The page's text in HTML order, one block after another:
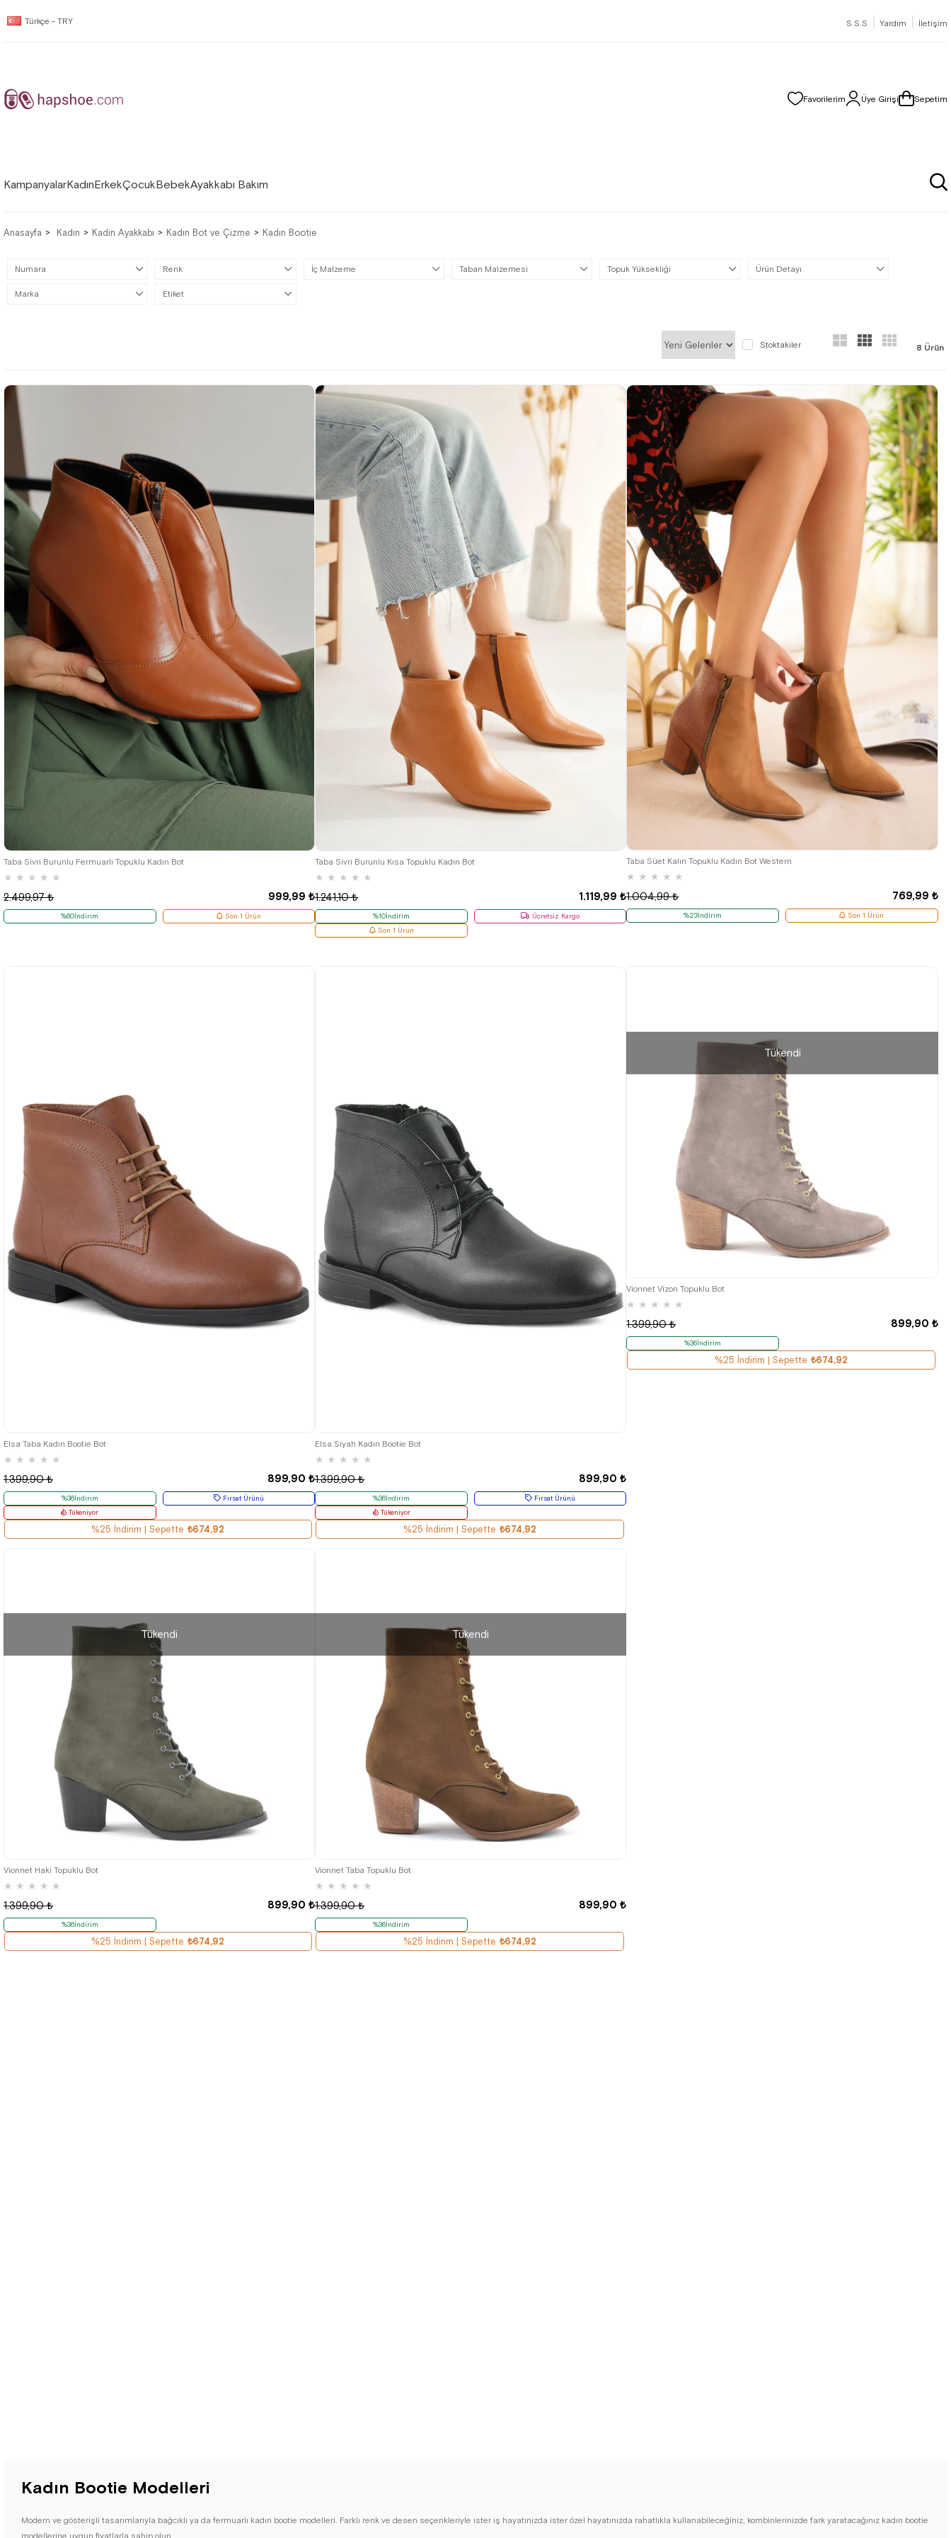
Türkçe - TRY S.S.S | Yardım | İletişim
Favorilerim Üye Girişi Sepetim
KampanyalarKadınErkekÇocukBebekAyakkabı Bakım
Anasayfa Kadın Kadın Ayakkabı Kadın Bot ve Çizme Kadın Bootie
Numara Renk İç Malzeme Taban Malzemesi Topuk Yüksekliği Ürün Detayı
Marka Etiket
Stoktakiler 8 Ürün
Taba Sivri Burunlu Fermuarlı Topuklu Kadın Bot
★ ★ ★ ★ ★
999,99 ₺
2.499,97 ₺
%60İndirim Son 1 Ürün
38
Taba Sivri Burunlu Kısa Topuklu Kadın Bot
★ ★ ★ ★ ★
1.119,99 ₺
1.241,10 ₺
%10İndirim
Ücretsiz Kargo
Son 1 Ürün
Taba Süet Kalın Topuklu Kadın Bot Western
★ ★ ★ ★ ★
769,99 ₺
1.004,99 ₺
%23İndirim Son 1 Ürün
Elsa Taba Kadın Bootie Bot
★ ★ ★ ★ ★
899,90 ₺
1.399,90 ₺
%36İndirim
Fırsat Ürünü
Tükeniyor
%25 İndirim | Sepette ₺674,92
Elsa Siyah Kadın Bootie Bot
★ ★ ★ ★ ★
899,90 ₺
1.399,90 ₺
%36İndirim
Fırsat Ürünü
Tükeniyor
%25 İndirim | Sepette ₺674,92
Tükendi
Vionnet Vizon Topuklu Bot
★ ★ ★ ★ ★
899,90 ₺
1.399,90 ₺
%36İndirim
%25 İndirim | Sepette ₺674,92
Tükendi
Vionnet Haki Topuklu Bot
★ ★ ★ ★ ★
899,90 ₺
1.399,90 ₺
%36İndirim
%25 İndirim | Sepette ₺674,92
Tükendi
Vionnet Taba Topuklu Bot
★ ★ ★ ★ ★
899,90 ₺
1.399,90 ₺
%36İndirim
%25 İndirim | Sepette ₺674,92
Kadın Bootie Modelleri
Modern ve gösterişli tasarımlarıyla bağcıklı ya da fermuarlı kadın bootie modelleri. Farklı renk ve desen seçenkleriyle ister iş hayatınızda ister özel hayatınızda rahatlıkla kullanabileceğiniz, kombinlerinizde fark yaratacağınız kadın bootie
modellerine uygun fiyatlarla sahip olun.